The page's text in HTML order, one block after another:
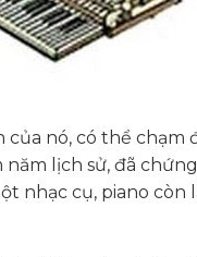
của nó, có thể
lịch sử, đã
nhạc cụ, piano còn